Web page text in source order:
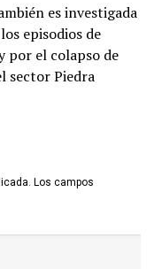
es investigada
episodios de
por el colapso de
sector Piedra
Los campos